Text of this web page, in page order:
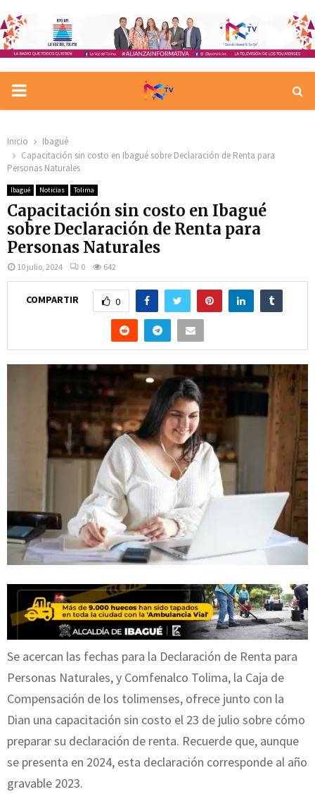
PRIMARY
Inicio
Ibagué
Capacitación sin costo en Ibagué sobre Declaración de Renta para
Personas Naturales
Ibagué Noticias Tolima
Capacitación sin costo en Ibagué
sobre Declaración de Renta para
Personas Naturales
10 julio, 2024 0 642
COMPARTIR 0
Se acercan las fechas para la Declaración de Renta para
Personas Naturales, y Comfenalco Tolima, la Caja de
Compensación de los tolimenses, ofrece junto con la
Dian una capacitación sin costo el 23 de julio sobre cómo
preparar su declaración de renta. Recuerde que, aunque
se presenta en 2024, esta declaración corresponde al año
gravable 2023.